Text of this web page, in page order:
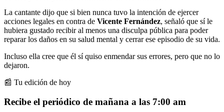
La cantante dijo que si bien nunca tuvo la intención de ejercer
acciones legales en contra de Vicente Fernández, señaló que sí le
hubiera gustado recibir al menos una disculpa pública para poder
reparar los daños en su salud mental y cerrar ese episodio de su vida.
Incluso ella cree que él sí quiso enmendar sus errores, pero que no lo
dejaron.
📰 Tu edición de hoy
Recibe el periódico de mañana a las 7:00 am